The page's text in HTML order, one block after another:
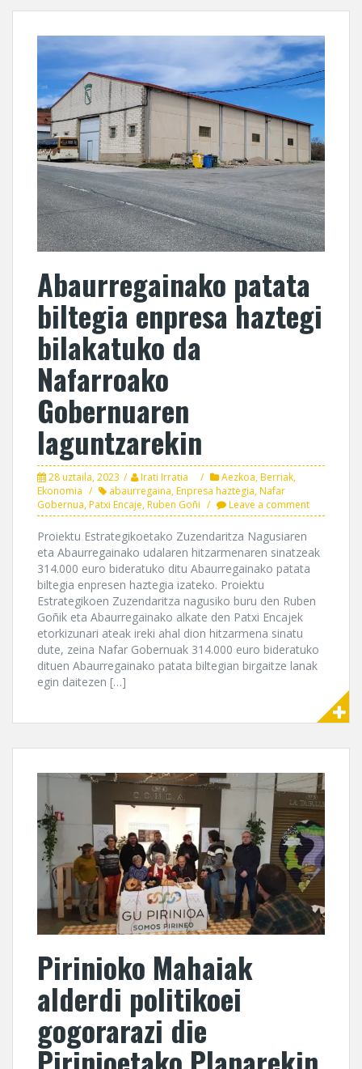
Abaurregainako patata
biltegia enpresa haztegi
bilakatuko da
Nafarroako
Gobernuaren
laguntzarekin
28 uztaila, 2023 Irati Irratia Aezkoa,Berriak,
Ekonomia
abaurregaina,Enpresa haztegia,Nafar
Gobernua,Patxi Encaje,Ruben Goñi Leave a comment
Proiektu Estrategikoetako Zuzendaritza Nagusiaren
eta Abaurregainako udalaren hitzarmenaren sinatzeak
314.000 euro bideratuko ditu Abaurregainako patata
biltegia enpresen haztegia izateko. Proiektu
Estrategikoen Zuzendaritza nagusiko buru den Ruben
Goñik eta Abaurregainako alkate den Patxi Encajek
etorkizunari ateak ireki ahal dion hitzarmena sinatu
dute, zeina Nafar Gobernuak 314.000 euro bideratuko
dituen Abaurregainako patata biltegian birgaitze lanak
egin daitezen […]
Pirinioko Mahaiak
alderdi politikoei
gogorarazi die